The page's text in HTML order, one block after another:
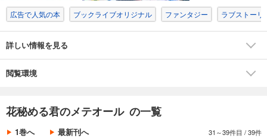
広告で人気の本 ブックライブオリジナル ファンタジー ラブストーリ
詳しい情報を見る
閲覧環境
花秘める君のメテオール の一覧
1巻へ 最新刊へ 31～39件目 /39件
花秘める君のメテオール（29）
176円 (税込)
カート
試し読み
176
円 (税込)